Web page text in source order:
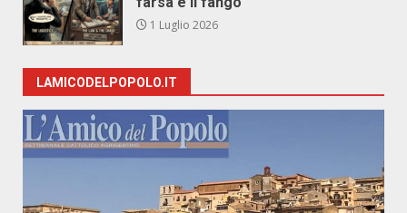
1 Luglio 2026
LAMICODELPOPOLO.IT